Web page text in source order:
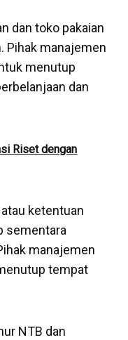
dan toko pakaian
Pihak manajemen
menutup
dan
Riset dengan
ketentuan
sementara
manajemen
tempat
NTB dan